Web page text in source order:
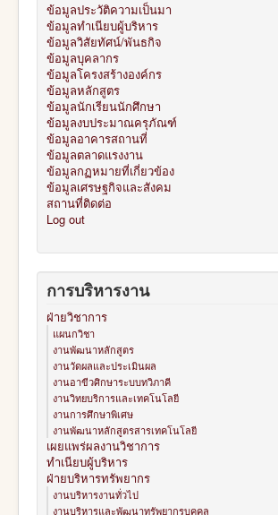
ข้อมูลประวัติความเป็นมา
ข้อมูลทำเนียบผู้บริหาร
ข้อมูลวิสัยทัศน์/พันธกิจ
ข้อมูลบุคลากร
ข้อมูลโครงสร้างองค์กร
ข้อมูลหลักสูตร
ข้อมูลนักเรียนนักศึกษา
ข้อมูลงบประมาณครุภัณฑ์
ข้อมูลอาคารสถานที่
ข้อมูลตลาดแรงงาน
ข้อมูลกฏหมายที่เกี่ยวข้อง
ข้อมูลเศรษฐกิจและสังคม
สถานที่ติดต่อ
Log out
การบริหารงาน
ฝ่ายวิชาการ
แผนกวิชา
งานพัฒนาหลักสูตร
งานวัดผลและประเมินผล
งานอาขีวศิกษาระบบทวิภาคี
งานวิทยบริการและเทคโนโลยี
งานการศึกษาพิเศษ
งานพัฒนาหลักสูตรสารเทคโนโลยี
เผยแพร่ผลงานวิชาการ
ทำเนียบผู้บริหาร
ฝ่ายบริหารทรัพยากร
งานบริหารงานทั่วไป
งานบริหารและพัฒนาทรัพยากรบุคคล